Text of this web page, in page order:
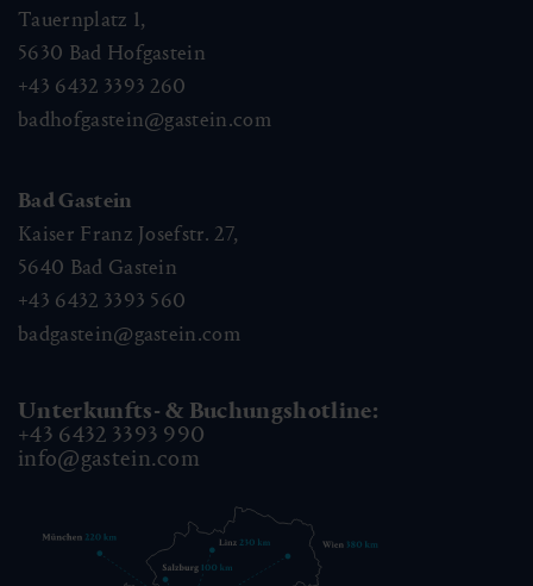
Tauernplatz 1,
5630 Bad Hofgastein
+43 6432 3393 260
badhofgastein@gastein.com
Bad Gastein
Kaiser Franz Josefstr. 27,
5640 Bad Gastein
+43 6432 3393 560
badgastein@gastein.com
Unterkunfts- & Buchungshotline:
+43 6432 3393 990
info@gastein.com